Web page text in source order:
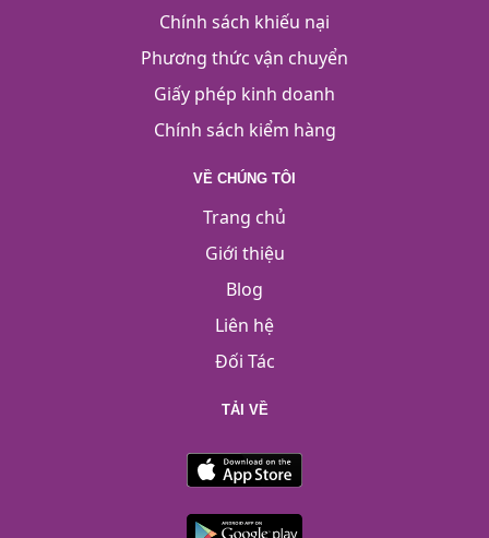
Chính sách khiếu nại
Phương thức vận chuyển
Giấy phép kinh doanh
Chính sách kiểm hàng
VỀ CHÚNG TÔI
Trang chủ
Giới thiệu
Blog
Liên hệ
Đối Tác
TẢI VỀ